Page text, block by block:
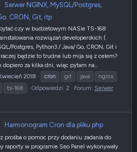
Serwer NGINX, MySQL/Postgres,
CRON, Git, itp.
czy w budżetowym NASie TS-168
rozwiązań developerskich (
Postgres, Python3 / Java/ Go, CRON, Git i
będzie to trudne lub mija się z celem?
za kilka dni, więc pytam na...
2018 cron git java
nginx
ts-168 Odpowiedzi: 2 Forum: Serwer
Harmonogram Cron dla pliku php
prośba o pomoc przy dodaniu zadania do
raporty w programie Seo Panel wykonywały